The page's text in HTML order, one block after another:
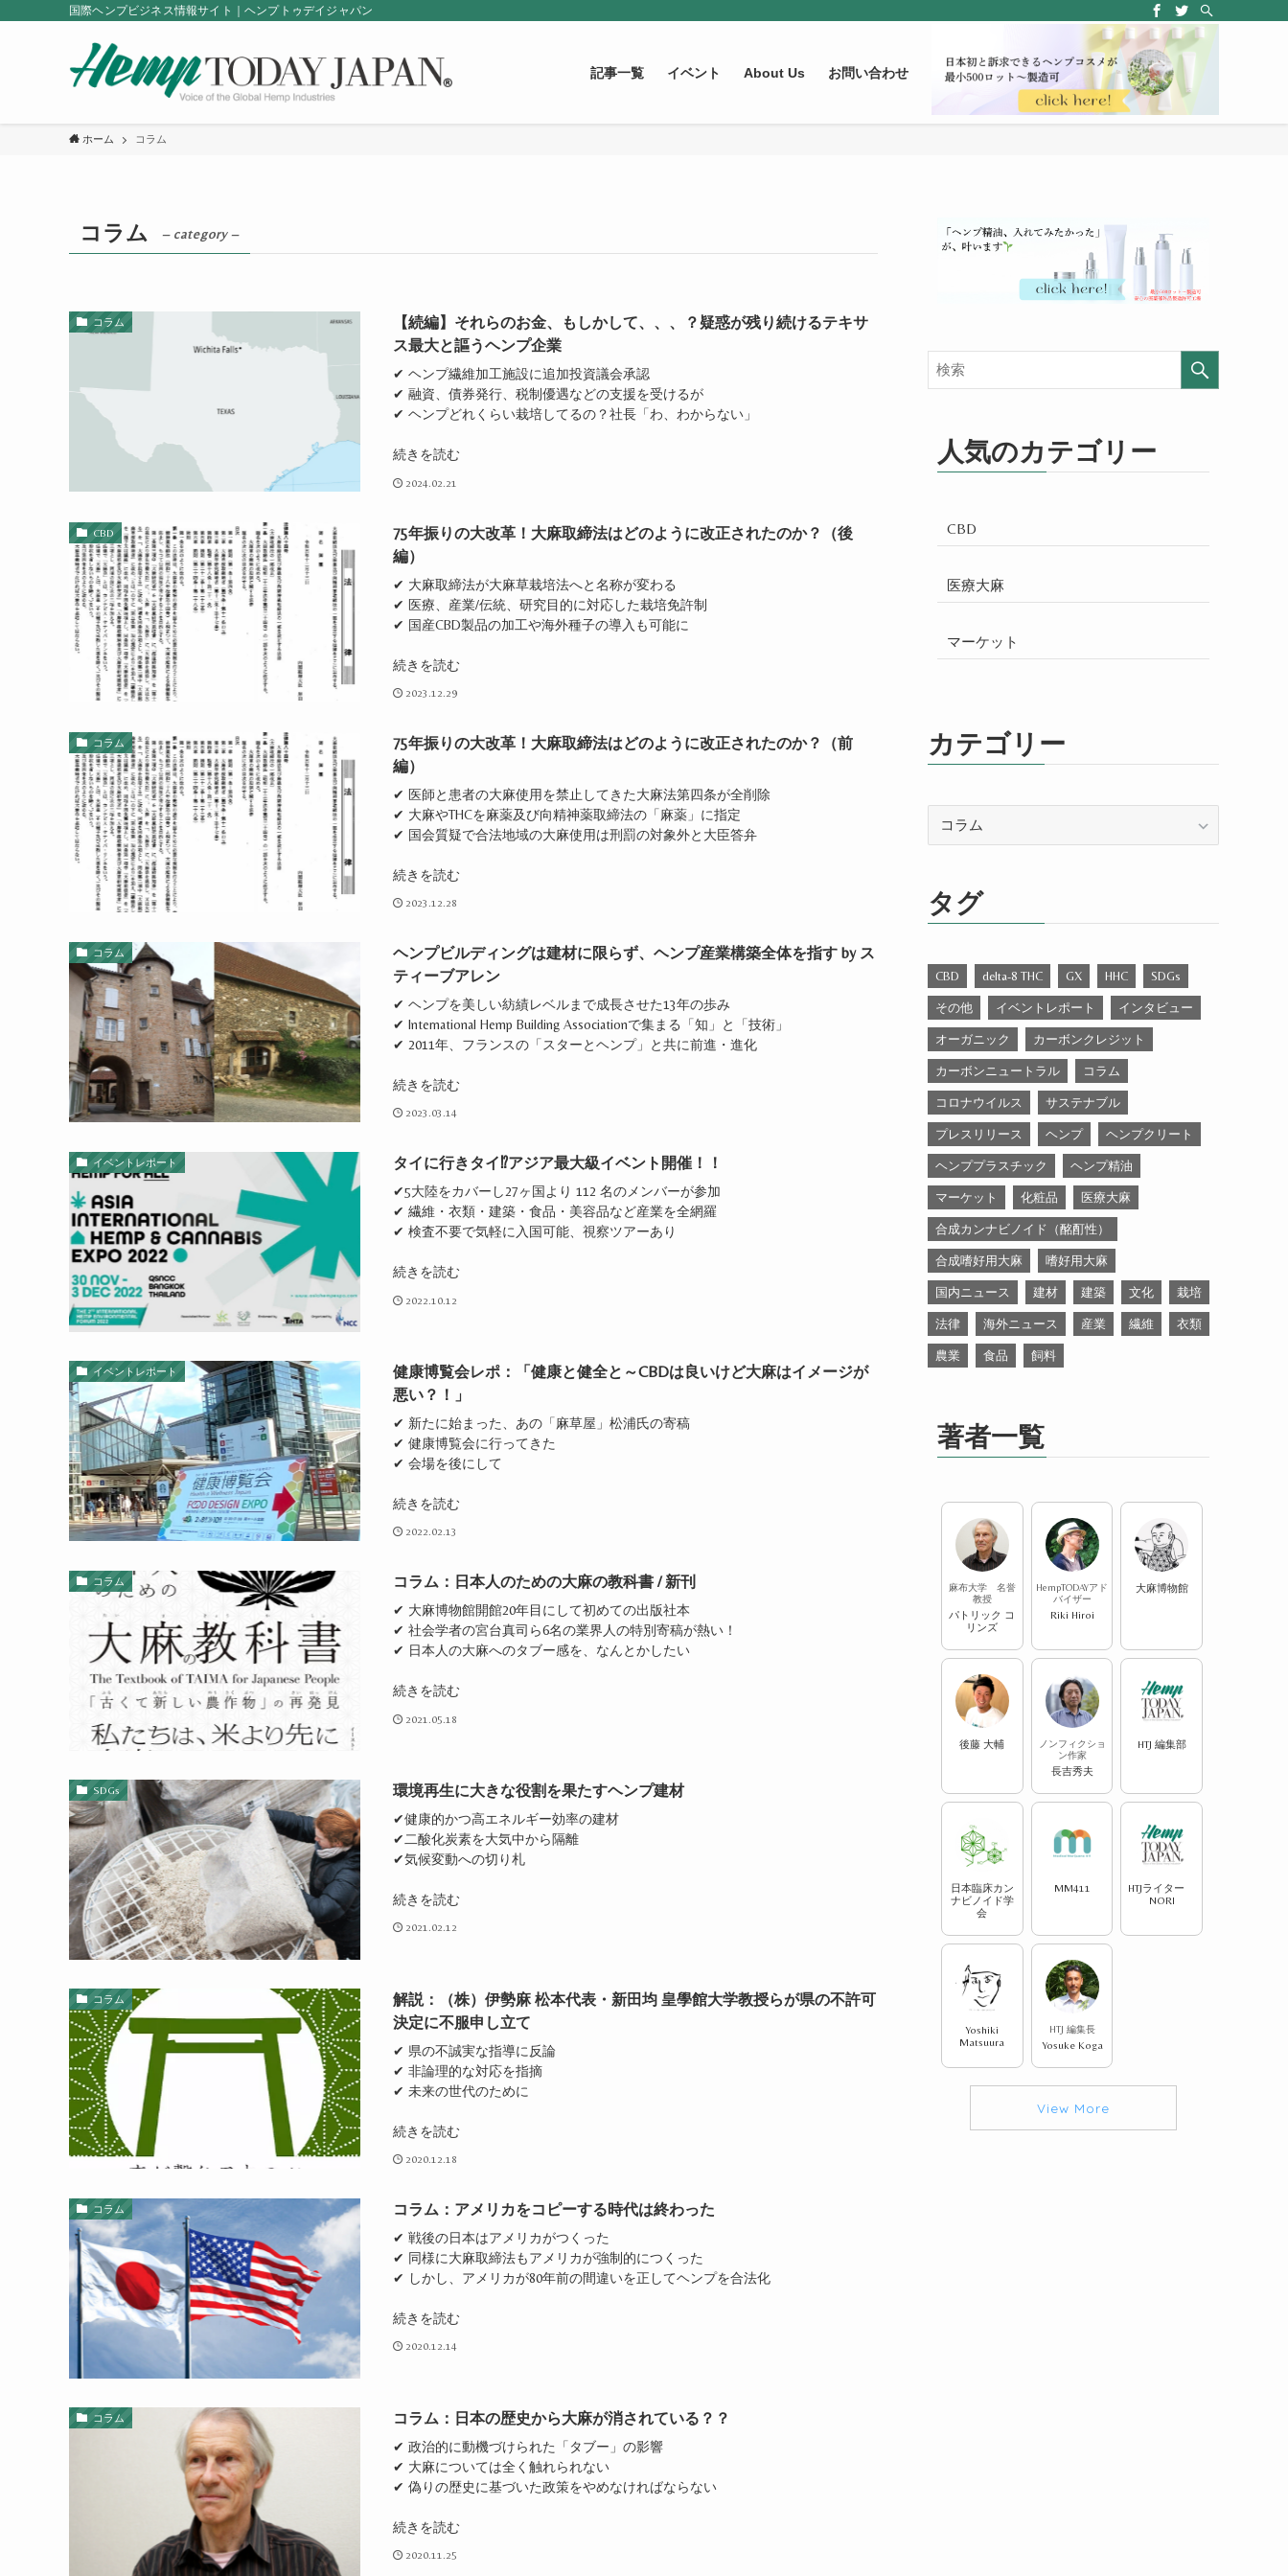
国際ヘンプビジネス情報サイト｜ヘンプトゥデイジャパン
記事一覧 イベント About Us お問い合わせ
ホーム コラム
コラム – category –
コラム
【続編】それらのお金、もしかして、、、？疑惑が残り続けるテキサ
ス最大と謳うヘンプ企業
✔ ヘンプ繊維加工施設に追加投資議会承認
✔ 融資、債券発行、税制優遇などの支援を受けるが
✔ ヘンプどれくらい栽培してるの？社長「わ、わからない」
続きを読む
2024.02.21
CBD
75年振りの大改革！大麻取締法はどのように改正されたのか？（後
編）
✔ 大麻取締法が大麻草栽培法へと名称が変わる
✔ 医療、産業/伝統、研究目的に対応した栽培免許制
✔ 国産CBD製品の加工や海外種子の導入も可能に
続きを読む
2023.12.29
コラム
75年振りの大改革！大麻取締法はどのように改正されたのか？（前
編）
✔ 医師と患者の大麻使用を禁止してきた大麻法第四条が全削除
✔ 大麻やTHCを麻薬及び向精神薬取締法の「麻薬」に指定
✔ 国会質疑で合法地域の大麻使用は刑罰の対象外と大臣答弁
続きを読む
2023.12.28
コラム
ヘンプビルディングは建材に限らず、ヘンプ産業構築全体を指す by ス
ティーブアレン
✔ ヘンプを美しい紡績レベルまで成長させた13年の歩み
✔ International Hemp Building Associationで集まる「知」と「技術」
✔ 2011年、フランスの「スターとヘンプ」と共に前進・進化
続きを読む
2023.03.14
イベントレポート タイに行きタイ⁉︎アジア最大級イベント開催！！
✔5大陸をカバーし27ヶ国より 112 名のメンバーが参加
✔ 繊維・衣類・建築・食品・美容品など産業を全網羅
✔ 検査不要で気軽に入国可能、視察ツアーあり
続きを読む
2022.10.12
イベントレポート
健康博覧会レポ：「健康と健全と～CBDは良いけど大麻はイメージが
悪い？！」
✔ 新たに始まった、あの「麻草屋」松浦氏の寄稿
✔ 健康博覧会に行ってきた
✔ 会場を後にして
続きを読む
2022.02.13
コラム コラム：日本人のための大麻の教科書 / 新刊
✔ 大麻博物館開館20年目にして初めての出版社本
✔ 社会学者の宮台真司ら6名の業界人の特別寄稿が熱い！
✔ 日本人の大麻へのタブー感を、なんとかしたい
続きを読む
2021.05.18
SDGs 環境再生に大きな役割を果たすヘンプ建材
✔健康的かつ高エネルギー効率の建材
✔二酸化炭素を大気中から隔離
✔気候変動への切り札
続きを読む
2021.02.12
コラム
解説：（株）伊勢麻 松本代表・新田均 皇學館大学教授らが県の不許可
決定に不服申し立て
✔ 県の不誠実な指導に反論
✔ 非論理的な対応を指摘
✔ 未来の世代のために
続きを読む
2020.12.18
コラム コラム：アメリカをコピーする時代は終わった
✔ 戦後の日本はアメリカがつくった
✔ 同様に大麻取締法もアメリカが強制的につくった
✔ しかし、アメリカが80年前の間違いを正してヘンプを合法化
続きを読む
2020.12.14
コラム コラム：日本の歴史から大麻が消されている？？
✔ 政治的に動機づけられた「タブー」の影響
✔ 大麻については全く触れられない
✔ 偽りの歴史に基づいた政策をやめなければならない
続きを読む
2020.11.25
人気のカテゴリー
CBD
医療大麻
マーケット
カテゴリー
ー
タグ
CBD delta-8 THC GX HHC SDGs
その他 イベントレポート インタビュー
オーガニック カーボンクレジット
カーボンニュートラル コラム
コロナウイルス サステナブル
プレスリリース ヘンプ ヘンプクリート
ヘンププラスチック ヘンプ精油
マーケット 化粧品 医療大麻
合成カンナビノイド（酩酊性）
合成嗜好用大麻 嗜好用大麻
国内ニュース 建材 建築 文化 栽培
法律 海外ニュース 産業 繊維 衣類
農業 食品 飼料
著者一覧
麻布大学 名誉
教授
パトリック コ
リンズ
HempTODAYアド
バイザー
Riki Hiroi
大麻博物館
後藤 大輔
ノンフィクショ
ン作家
長吉秀夫
HTJ 編集部
日本臨床カン
ナビノイド学
会
MM411
HTJライター
NORI
Yoshiki
Matsuura
HTJ 編集長
Yosuke Koga
View More